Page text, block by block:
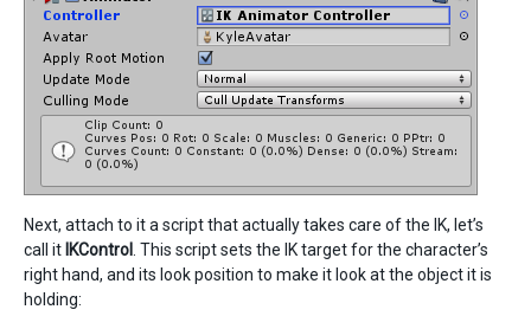
Next, attach to it a script that actually takes care of the IK, let’s
call it IKControl . This script sets the IK target for the character’s
right hand, and its look position to make it look at the object it is
holding: